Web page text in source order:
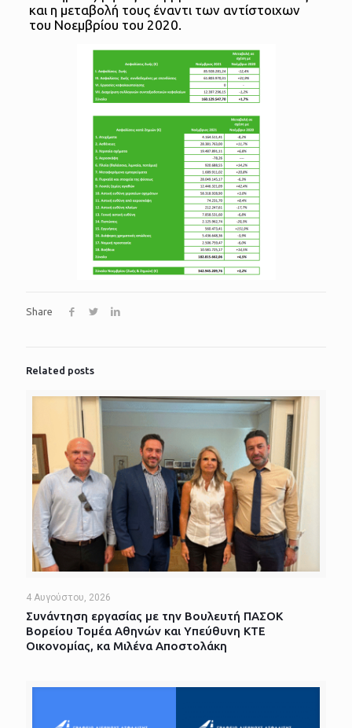
και η μεταβολή τους έναντι των αντίστοιχων
του Νοεμβρίου του 2020.
Share
Related posts
4 Αυγούστου, 2026
Συνάντηση εργασίας με την Βουλευτή ΠΑΣΟΚ
Βορείου Τομέα Αθηνών και Υπεύθυνη ΚΤΕ
Οικονομίας, κα Μιλένα Αποστολάκη